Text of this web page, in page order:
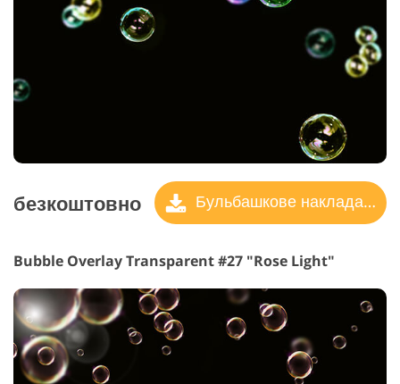
безкоштовно Бульбашкове накладання
Bubble Overlay Transparent #27 "Rose Light"